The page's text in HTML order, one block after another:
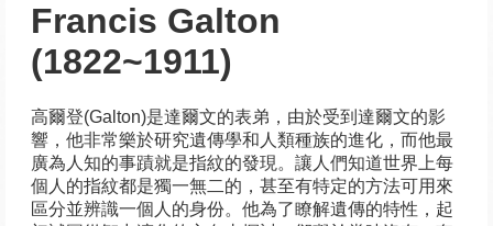
Francis Galton
(1822~1911)
高爾登(Galton)是達爾文的表弟，由於受到達爾文的影
響，他非常樂於研究遺傳學和人類種族的進化，而他最
廣為人知的事蹟就是指紋的發現。讓人們知道世界上每
個人的指紋都是獨一無二的，甚至有特定的方法可用來
區分並辨識一個人的身份。他為了瞭解遺傳的特性，起